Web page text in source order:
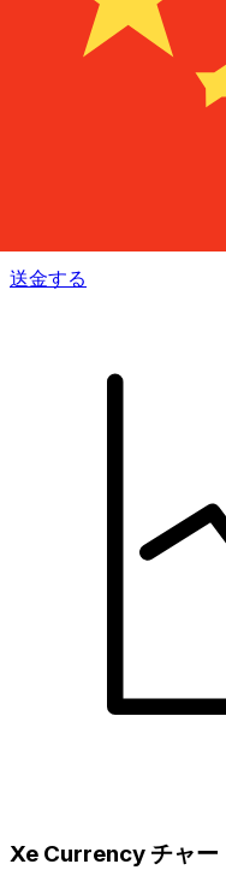
送金する
Xe Currency チャー